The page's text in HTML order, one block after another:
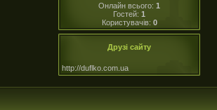
Онлайн всього: 1
Гостей: 1
Користувачів: 0
Друзі сайту
http://duflko.com.ua